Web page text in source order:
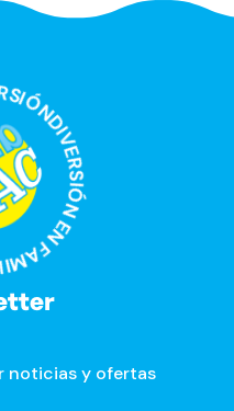
TODO INCLUIDO ·
noticias y ofertas